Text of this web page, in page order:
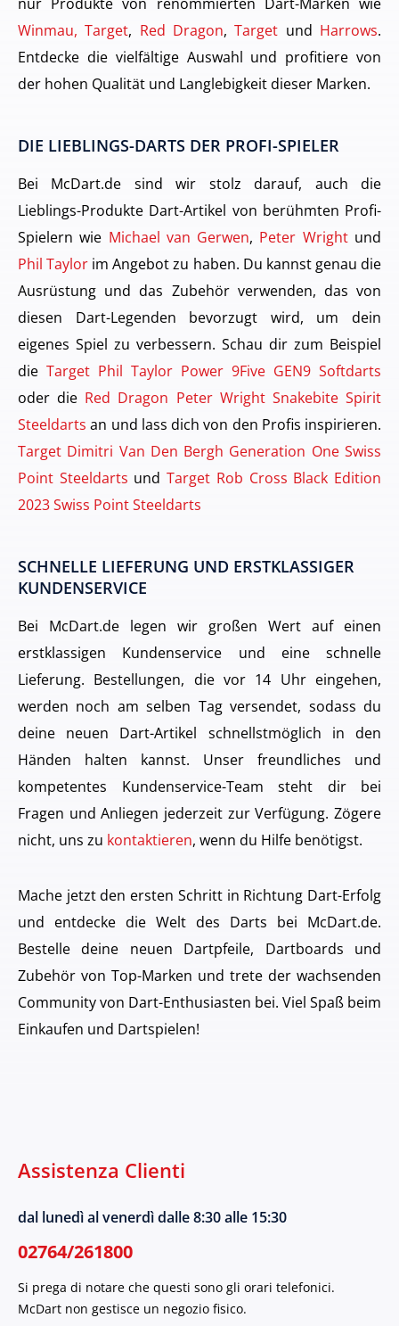
Winmau, Target, Red Dragon,Target und Harrows.
Entdecke die vielfältige Auswahl und profitiere von
der hohen Qualität und Langlebigkeit dieser Marken.
DIE LIEBLINGS-DARTS DER PROFI-SPIELER
Bei McDart.de sind wir stolz darauf, auch die
Lieblings-Produkte Dart-Artikel von berühmten Profi-
Spielern wie Michael van Gerwen, Peter Wrightund
Phil Taylor im Angebot zu haben. Du kannst genau die
Ausrüstung und das Zubehör verwenden, das von
diesen Dart-Legenden bevorzugt wird, um dein
eigenes Spiel zu verbessern. Schau dir zum Beispiel
die Target Phil Taylor Power 9Five GEN9 Softdarts
oder die Red Dragon Peter Wright Snakebite Spirit
Steeldarts an und lass dich von den Profis inspirieren.
Target Dimitri Van Den Bergh Generation One Swiss
Point Steeldarts undTarget Rob Cross Black Edition
2023 Swiss Point Steeldarts
SCHNELLE LIEFERUNG UND ERSTKLASSIGER
KUNDENSERVICE
Bei McDart.de legen wir großen Wert auf einen
erstklassigen Kundenservice und eine schnelle
Lieferung. Bestellungen, die vor 14 Uhr eingehen,
werden noch am selben Tag versendet, sodass du
deine neuen Dart-Artikel schnellstmöglich in den
Händen halten kannst. Unser freundliches und
kompetentes Kundenservice-Team steht dir bei
Fragen und Anliegen jederzeit zur Verfügung. Zögere
nicht, uns zu kontaktieren, wenn du Hilfe benötigst.
Mache jetzt den ersten Schritt in Richtung Dart-Erfolg
und entdecke die Welt des Darts bei McDart.de.
Bestelle deine neuen Dartpfeile, Dartboards und
Zubehör von Top-Marken und trete der wachsenden
Community von Dart-Enthusiasten bei. Viel Spaß beim
Einkaufen und Dartspielen!
Assistenza Clienti
dal lunedì al venerdì dalle 8:30 alle 15:30
02764/261800
Si prega di notare che questi sono gli orari telefonici.
McDart non gestisce un negozio fisico.